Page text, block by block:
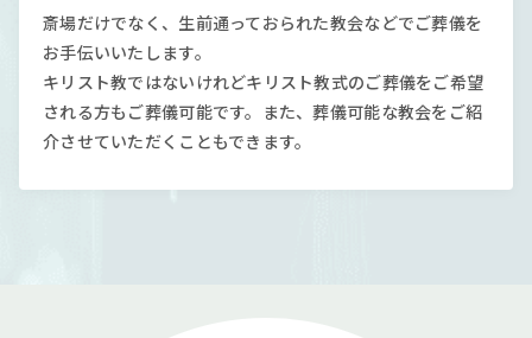
斎場だけでなく、生前通っておられた教会などでご葬儀を
お手伝いいたします。
キリスト教ではないけれどキリスト教式のご葬儀をご希望
される方もご葬儀可能です。また、葬儀可能な教会をご紹
介させていただくこともできます。